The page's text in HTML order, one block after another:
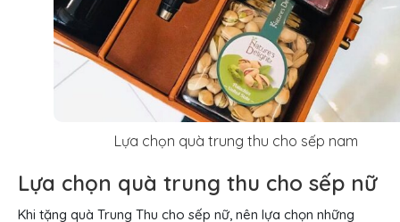
Lựa chọn quà trung thu cho sếp nam
Lựa chọn quà trung thu cho sếp nữ
Khi tặng quà Trung Thu cho sếp nữ, nên lựa chọn những